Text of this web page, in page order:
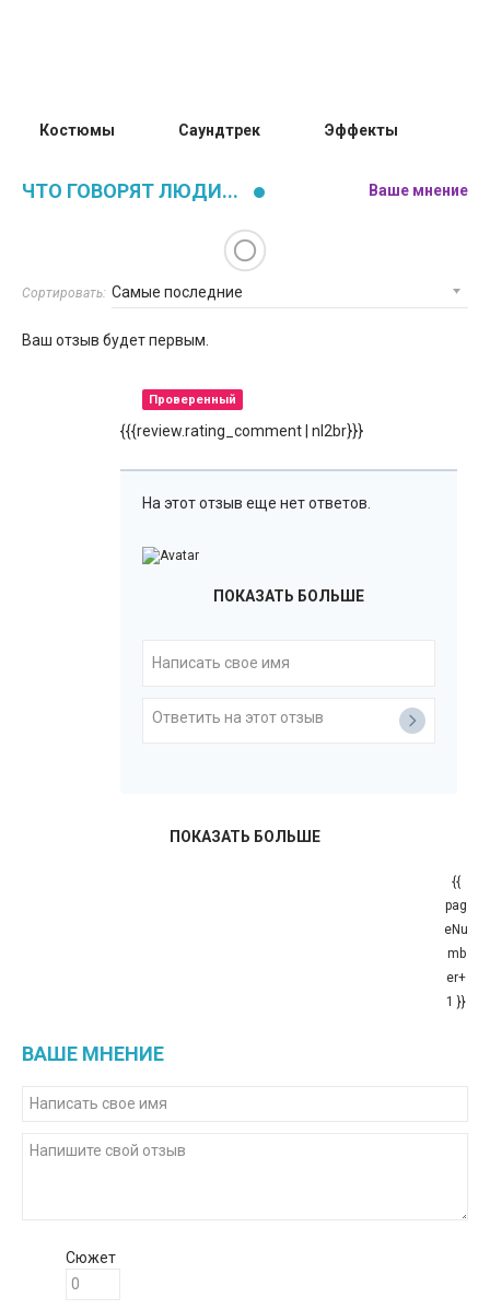
Костюмы Саундтрек Эффекты
ЧТО ГОВОРЯТ ЛЮДИ... Ваше мнение
Сортировать:
Ваш отзыв будет первым.
Проверенный
{{{review.rating_comment | nl2br}}}
На этот отзыв еще нет ответов.
ПОКАЗАТЬ БОЛЬШЕ
ПОКАЗАТЬ БОЛЬШЕ
{{
pag
eNu
mb
er+
1 }}
ВАШЕ МНЕНИЕ
Сюжет